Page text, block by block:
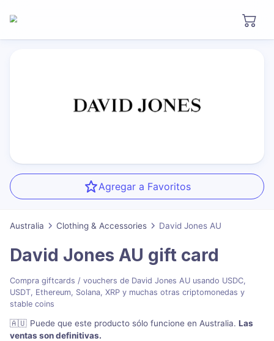
Agregar a Favoritos
Australia Clothing & Accessories David Jones AU
David Jones AU gift card
Compra giftcards / vouchers de David Jones AU usando USDC,
USDT, Ethereum, Solana, XRP y muchas otras criptomonedas y
stable coins
🇦🇺 Puede que este producto sólo funcione en Australia. Las
ventas son definitivas.